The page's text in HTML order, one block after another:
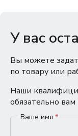
У вас
Вы можете
по товару или
Наши
обязательно вам
Ваше имя *